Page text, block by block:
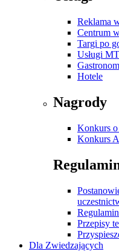
Reklama
Centrum
Targi po
Usługi
Hotele
Nagrody
Konkurs
Konkurs
Przepisy
Dla Zwiedzających